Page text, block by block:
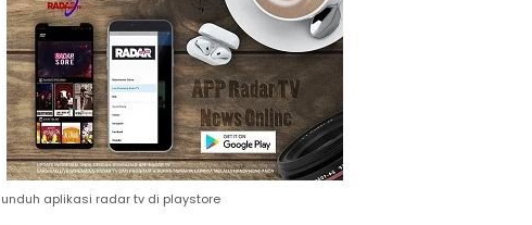
unduh aplikasi radar tv di playstore